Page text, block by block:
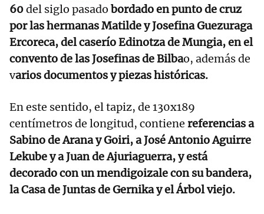
60del siglo pasado bordado en punto de cruz
por las hermanas Matilde y Josefina Guezuraga
Ercoreca, del caserío Edinotza de Mungia, en el
convento de las Josefinas de Bilbao, además de
varios documentos y piezas históricas.
En este sentido, el tapiz, de 130x189
centímetros de longitud, contiene referencias a
Sabino de Arana y Goiri, a José Antonio Aguirre
Lekube y a Juan de Ajuriaguerra, y está
decorado con un mendigoizale con su bandera,
la Casa de Juntas de Gernika y el Árbol viejo.